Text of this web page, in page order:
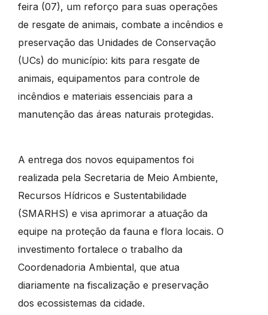
feira (07), um reforço para suas operações
de resgate de animais, combate a incêndios e
preservação das Unidades de Conservação
(UCs) do município: kits para resgate de
animais, equipamentos para controle de
incêndios e materiais essenciais para a
manutenção das áreas naturais protegidas.
A entrega dos novos equipamentos foi
realizada pela Secretaria de Meio Ambiente,
Recursos Hídricos e Sustentabilidade
(SMARHS) e visa aprimorar a atuação da
equipe na proteção da fauna e flora locais. O
investimento fortalece o trabalho da
Coordenadoria Ambiental, que atua
diariamente na fiscalização e preservação
dos ecossistemas da cidade.